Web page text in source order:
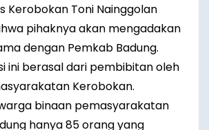
Kerobokan Toni Nainggolan
pihaknya akan mengadakan
dengan Pemkab Badung.
ini berasal dari pembibitan oleh
Kerobokan.
binaan pemasyarakatan
hanya 85 orang yang